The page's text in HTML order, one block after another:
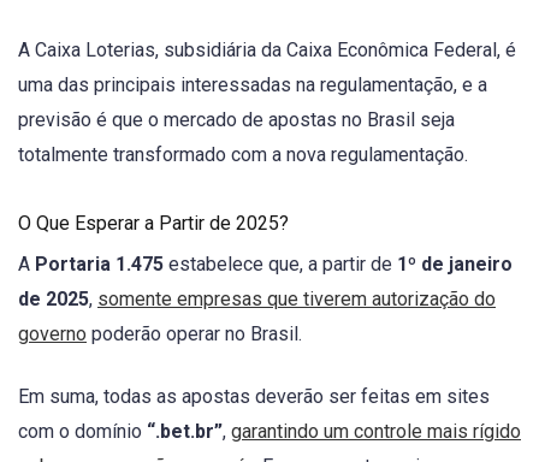
A Caixa Loterias, subsidiária da Caixa Econômica Federal, é
uma das principais interessadas na regulamentação, e a
previsão é que o mercado de apostas no Brasil seja
totalmente transformado com a nova regulamentação.
O Que Esperar a Partir de 2025?
A Portaria 1.475 estabelece que, a partir de 1º de janeiro
de 2025, somente empresas que tiverem autorização do
governo poderão operar no Brasil.
Em suma, todas as apostas deverão ser feitas em sites
com o domínio “.bet.br”, garantindo um controle mais rígido